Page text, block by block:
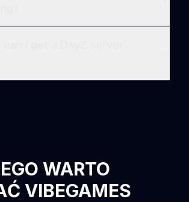
WARTO
VIBEGAMES